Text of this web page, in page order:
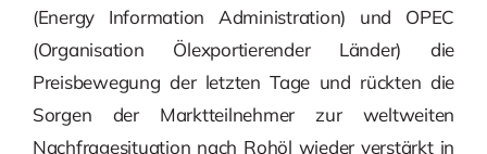
(Energy Information Administration) und OPEC
(Organisation Ölexportierender Länder) die
Preisbewegung der letzten Tage und rückten die
Sorgen der Marktteilnehmer zur weltweiten
Nachfragesituation nach Rohöl wieder verstärkt in